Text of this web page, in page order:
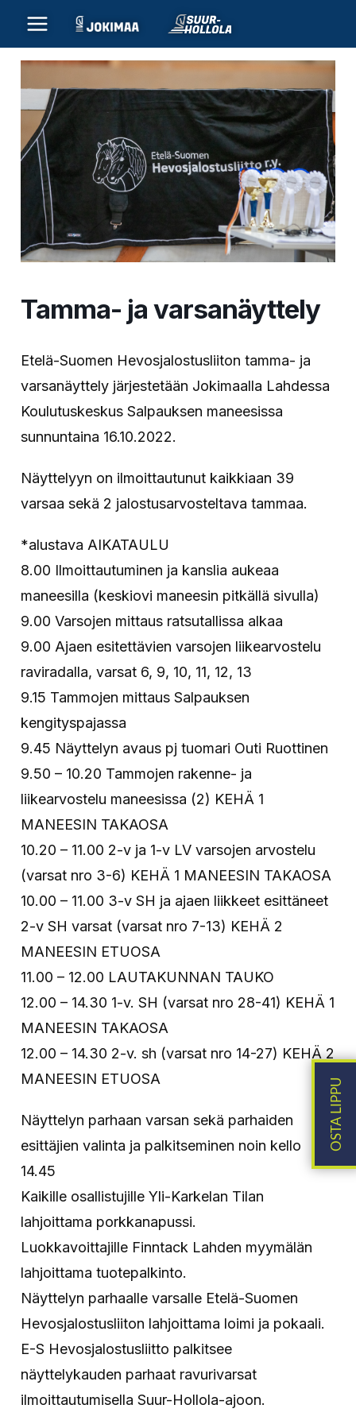
sisältöön
Tamma- ja varsanäyttely
Etelä-Suomen Hevosjalostusliiton tamma- ja
varsanäyttely järjestetään Jokimaalla Lahdessa
Koulutuskeskus Salpauksen maneesissa
sunnuntaina 16.10.2022.
Näyttelyyn on ilmoittautunut kaikkiaan 39
varsaa sekä 2 jalostusarvosteltava tammaa.
*alustava AIKATAULU
8.00 Ilmoittautuminen ja kanslia aukeaa
maneesilla (keskiovi maneesin pitkällä sivulla)
9.00 Varsojen mittaus ratsutallissa alkaa
9.00 Ajaen esitettävien varsojen liikearvostelu
raviradalla, varsat 6, 9, 10, 11, 12, 13
9.15 Tammojen mittaus Salpauksen
kengityspajassa
9.45 Näyttelyn avaus pj tuomari Outi Ruottinen
9.50 – 10.20 Tammojen rakenne- ja
liikearvostelu maneesissa (2) KEHÄ 1
MANEESIN TAKAOSA
10.20 – 11.00 2-v ja 1-v LV varsojen arvostelu
(varsat nro 3-6) KEHÄ 1 MANEESIN TAKAOSA
10.00 – 11.00 3-v SH ja ajaen liikkeet esittäneet
2-v SH varsat (varsat nro 7-13) KEHÄ 2
MANEESIN ETUOSA
11.00 – 12.00 LAUTAKUNNAN TAUKO
12.00 – 14.30 1-v. SH (varsat nro 28-41) KEHÄ 1
MANEESIN TAKAOSA
12.00 – 14.30 2-v. sh (varsat nro 14-27) KEHÄ 2
MANEESIN ETUOSA
Näyttelyn parhaan varsan sekä parhaiden
esittäjien valinta ja palkitseminen noin kello
14.45
Kaikille osallistujille Yli-Karkelan Tilan
lahjoittama porkkanapussi.
Luokkavoittajille Finntack Lahden myymälän
lahjoittama tuotepalkinto.
Näyttelyn parhaalle varsalle Etelä-Suomen
Hevosjalostusliiton lahjoittama loimi ja pokaali.
E-S Hevosjalostusliitto palkitsee
näyttelykauden parhaat ravurivarsat
ilmoittautumisella Suur-Hollola-ajoon.